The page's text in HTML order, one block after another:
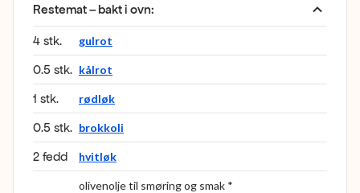
Restemat – bakt i ovn:
4 stk. gulrot
0.5 stk. kålrot
1 stk. rødløk
0.5 stk. brokkoli
2 fedd hvitløk
olivenolje til smøring og smak *